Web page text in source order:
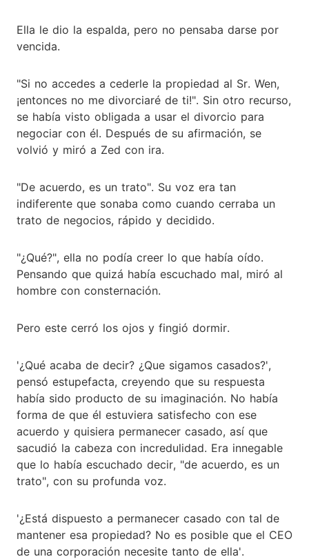
Ella le dio la espalda, pero no pensaba darse por
vencida.
"Si no accedes a cederle la propiedad al Sr. Wen,
¡entonces no me divorciaré de ti!". Sin otro recurso,
se había visto obligada a usar el divorcio para
negociar con él. Después de su afirmación, se
volvió y miró a Zed con ira.
"De acuerdo, es un trato". Su voz era tan
indiferente que sonaba como cuando cerraba un
trato de negocios, rápido y decidido.
"¿Qué?", ella no podía creer lo que había oído.
Pensando que quizá había escuchado mal, miró al
hombre con consternación.
Pero este cerró los ojos y fingió dormir.
'¿Qué acaba de decir? ¿Que sigamos casados?',
pensó estupefacta, creyendo que su respuesta
había sido producto de su imaginación. No había
forma de que él estuviera satisfecho con ese
acuerdo y quisiera permanecer casado, así que
sacudió la cabeza con incredulidad. Era innegable
que lo había escuchado decir, "de acuerdo, es un
trato", con su profunda voz.
'¿Está dispuesto a permanecer casado con tal de
mantener esa propiedad? No es posible que el CEO
de una corporación necesite tanto de ella'.